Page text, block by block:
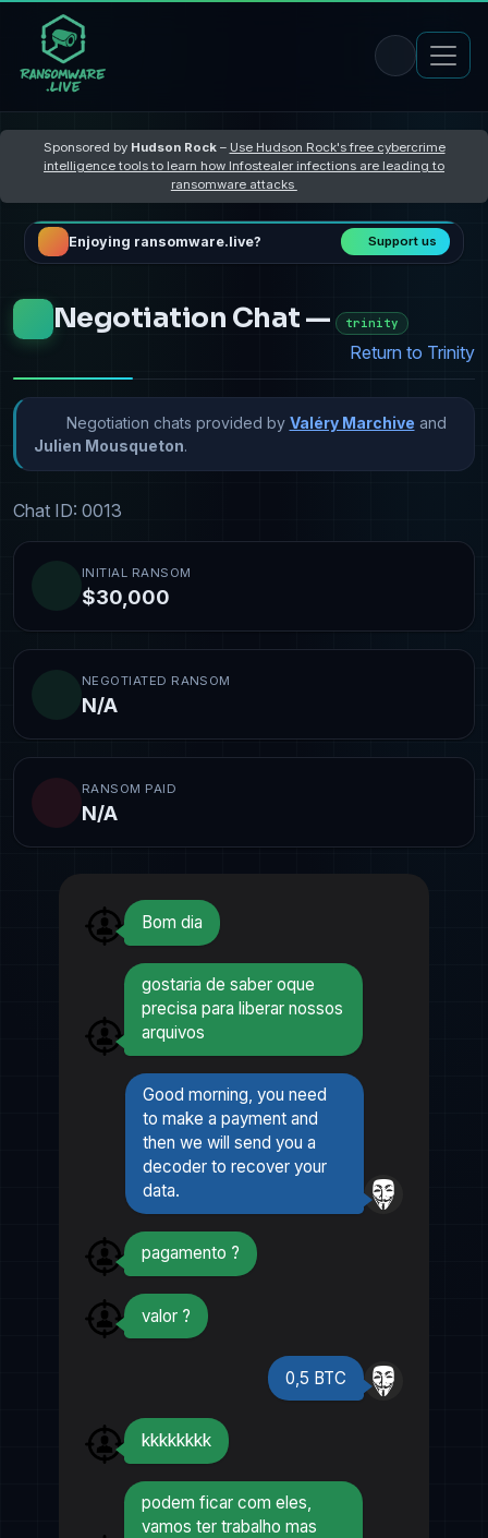
Sponsored by Hudson Rock– Use Hudson Rock's free cybercrime
intelligence tools to learn how Infostealer infections are leading to
ransomware attacks
Enjoying ransomware.live? Support us
Negotiation Chat — trinity
Return to Trinity
Negotiation chats provided by Valéry Marchive and
Julien Mousqueton.
Chat ID: 0013
INITIAL RANSOM
$30,000
NEGOTIATED RANSOM
N/A
RANSOM PAID
N/A
Bom dia
gostaria de saber oque
precisa para liberar nossos
arquivos
Good morning, you need
to make a payment and
then we will send you a
decoder to recover your
data.
pagamento ?
valor ?
0,5 BTC
kkkkkkkk
podem ficar com eles,
vamos ter trabalho mas